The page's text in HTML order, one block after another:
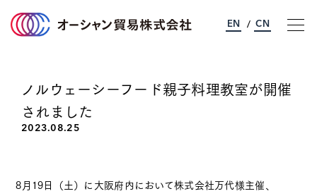
オーシャン貿易について
事業のご案内
EN / CN
ノルウェーシーフード親子料理教室が開催
されました
2023.08.25
8月19日（土）に大阪府内において株式会社万代様主催、